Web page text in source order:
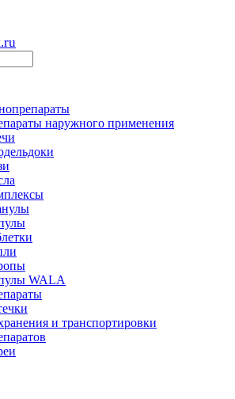
наружного применения
WALA
и транспортировки